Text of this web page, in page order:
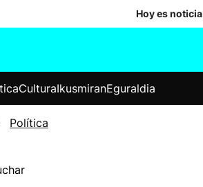
Hoy es noticia
Elecciones
CulturaIkusmiranEguraldia
Política